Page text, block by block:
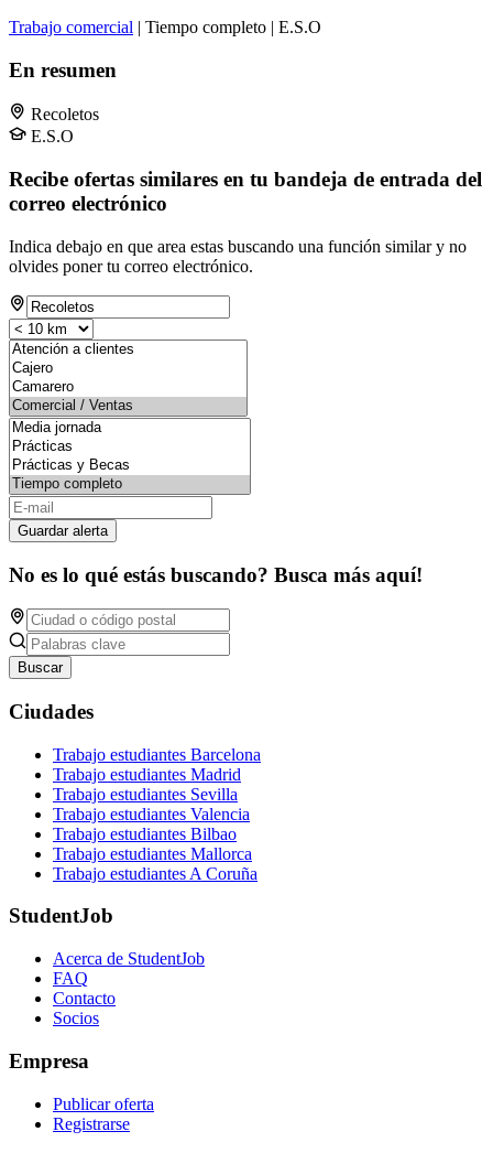
Trabajo comercial | Tiempo completo | E.S.O
En resumen
Recoletos
E.S.O
Recibe ofertas similares en tu bandeja de entrada del
correo electrónico
Indica debajo en que area estas buscando una función similar y no
olvides poner tu correo electrónico.
Guardar alerta
No es lo qué estás buscando? Busca más aquí!
Buscar
Ciudades
Trabajo estudiantes Barcelona
Trabajo estudiantes Madrid
Trabajo estudiantes Sevilla
Trabajo estudiantes Valencia
Trabajo estudiantes Bilbao
Trabajo estudiantes Mallorca
Trabajo estudiantes A Coruña
StudentJob
Acerca de StudentJob
FAQ
Contacto
Socios
Empresa
Publicar oferta
Registrarse